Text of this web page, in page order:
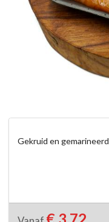
Gekruid en gemarineerd
€ 3,72